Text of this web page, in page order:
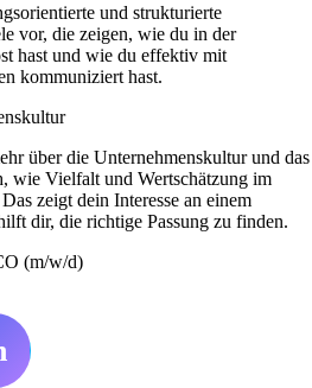
und strukturierte
vor, die zeigen, wie du in der
hast und wie du effektiv mit
kommuniziert hast.
über die Unternehmenskultur und das
wie Vielfalt und Wertschätzung im
zeigt dein Interesse an einem
dir, die richtige Passung zu finden.
(m/w/d)